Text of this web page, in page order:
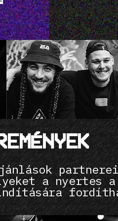
szakmai
a nyertes